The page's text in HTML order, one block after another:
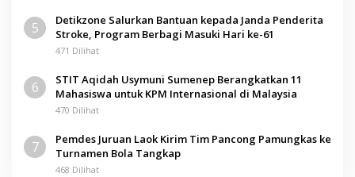
5
Detikzone Salurkan Bantuan kepada Janda Penderita
Stroke, Program Berbagi Masuki Hari ke-61
471 Dilihat
6
STIT Aqidah Usymuni Sumenep Berangkatkan 11
Mahasiswa untuk KPM Internasional di Malaysia
470 Dilihat
7
Pemdes Juruan Laok Kirim Tim Pancong Pamungkas ke
Turnamen Bola Tangkap
468 Dilihat